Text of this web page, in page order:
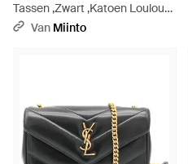
Tassen ,Zwart ,Katoen Loulou
Small Matelassé Lambskin -
Van Miinto